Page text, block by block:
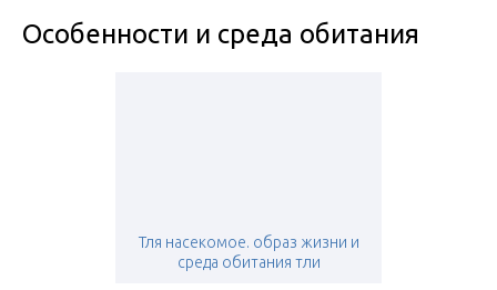
Особенности и среда обитания
Тля насекомое. образ жизни и
среда обитания тли